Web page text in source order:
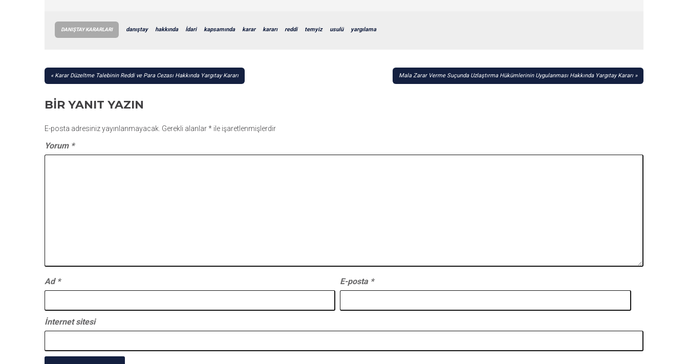
DANIŞTAY KARARLARI danıştay hakkında İdari kapsamında karar kararı reddi temyiz usulü yargılama
YAZI
Karar Düzeltme Talebinin Reddi ve Para Cezası Hakkında Yargıtay Kararı Mala Zarar Verme Suçunda Uzlaştırma Hükümlerinin Uygulanması Hakkında Yargıtay Kararı
BIR YANIT YAZIN
E-posta adresiniz yayınlanmayacak. Gerekli alanlar* ile işaretlenmişlerdir
Yorum *
Ad * E-posta *
İnternet sitesi